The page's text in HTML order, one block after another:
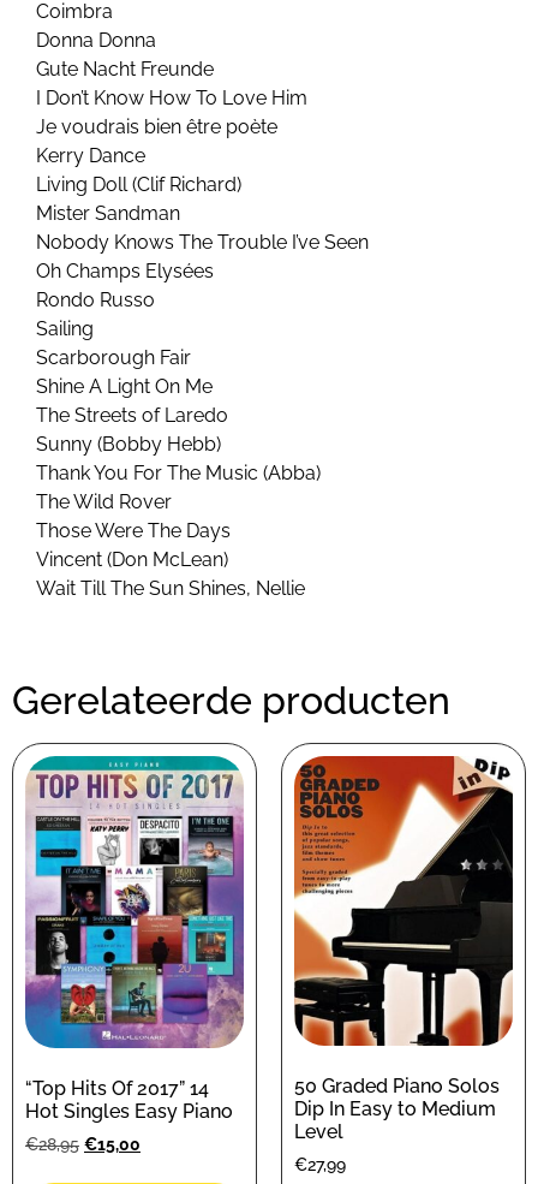
Coimbra
Donna Donna
Gute Nacht Freunde
I Don’t Know How To Love Him
Je voudrais bien être poète
Kerry Dance
Living Doll (Clif Richard)
Mister Sandman
Nobody Knows The Trouble I’ve Seen
Oh Champs Elysées
Rondo Russo
Sailing
Scarborough Fair
Shine A Light On Me
The Streets of Laredo
Sunny (Bobby Hebb)
Thank You For The Music (Abba)
The Wild Rover
Those Were The Days
Vincent (Don McLean)
Wait Till The Sun Shines, Nellie
Gerelateerde producten
“Top Hits Of 2017” 14
Hot Singles Easy Piano
€28,95 €15,00
50 Graded Piano Solos
Dip In Easy to Medium
Level
€27,99